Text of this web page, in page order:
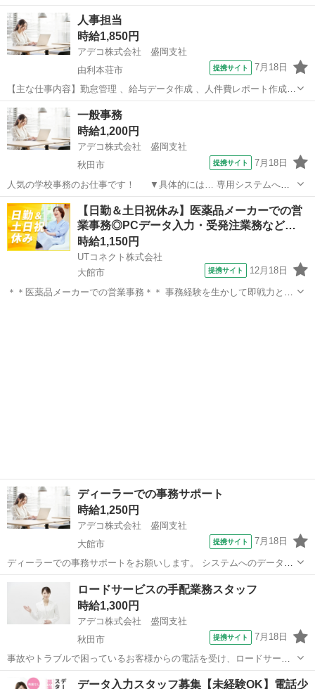
しました。明るくコミュニケーション能力がある方、一緒に働きまし
ょう。事務経験者を希望します。PCの得意な方、電話応対等経験を活
かしてみませんか。 <勤務先>ニチイ...
アルバイト・パート
人事担当
時給1,850円
アデコ株式会社 盛岡支社
由利本荘市
提携サイト 7月18日
【主な仕事内容】勤怠管理 、給与データ作成 、人件費レポート作成
、人件費予算作成 、採用・教育 、健康診断管理 、ストレスチェック
の実施 、就業規則制定/改訂 、ハラスメント相談窓口の対応などをお
任せいたします。 ＜おス...
秋田 由利本荘市 その他
一般事務
時給1,200円
アデコ株式会社 盛岡支社
秋田市
提携サイト 7月18日
人気の学校事務のお仕事です！ ▼具体的には… 専用システムへの
データ入力をメインに書類チェックや転記、押印申請、書類のPDF
化、メール送付、その他付随する業務をお願いします。 ＝＝＝＝＝＝
＝ 残業基本ナシ！ 時短勤務...
秋田 秋田市 一般事務
【日勤＆土日祝休み】医薬品メーカーでの営
業事務◎PCデータ入力・受発注業務など…
時給1,150円
UTコネクト株式会社
大館市
提携サイト 12月18日
＊＊医薬品メーカーでの営業事務＊＊ 事務経験を生かして即戦力とし
ディーラーでの事務サポート
時給1,250円
アデコ株式会社 盛岡支社
大館市
提携サイト 7月18日
ディーラーでの事務サポートをお願いします。 システムへのデータ入
力や電話対応をメインに、資料作成や来客対応、庶務業務をおまかせ
します。 アデコ限定求人！ 開始日相談OK、長期予定の安定したお仕
事です。 忙しい社員さんのサポ...
その他
ロードサービスの手配業務スタッフ
時給1,300円
アデコ株式会社 盛岡支社
秋田市
提携サイト 7月18日
事故やトラブルで困っているお客様からの電話を受け、ロードサービ
スの手配を行うお仕事です。 複数名同時募集！ 受付対応とデータ入力
がメインのお仕事です。 法人のお客様対応が中心で、比較的落ち着い
秋田 秋田市 受付
データ入力スタッフ募集【未経験OK】電話少